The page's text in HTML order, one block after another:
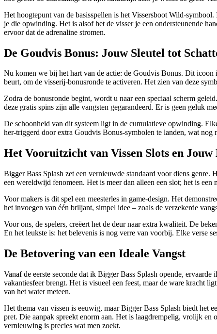
Het hoogtepunt van de basisspellen is het Vissersboot Wild-
je die opwinding. Het is alsof het de visser je een ondersteunende
ervoor dat de adrenaline stromen.
De Goudvis Bonus: Jouw Sleutel tot
Nu komen we bij het hart van de actie: de Goudvis Bonus. Dit icoon
beurt, om de visserij-bonusronde te activeren. Het zien van deze
Zodra de bonusronde begint, wordt u naar een speciaal scherm
deze gratis spins zijn alle vangsten gegarandeerd. Er is geen geluk
De schoonheid van dit systeem ligt in de cumulatieve opwinding.
her-triggerd door extra Goudvis Bonus-symbolen te landen, wat nog
Het Vooruitzicht van Vissen Slots en
Bigger Bass Splash zet een vernieuwde standaard voor diens
een wereldwijd fenomeen. Het is meer dan alleen een slot; het is
Voor makers is dit spel een meesterles in game-design. Het
het invoegen van één briljant, simpel idee – zoals de verzekerde
Voor ons, de spelers, creëert het de deur naar extra kwaliteit. De
En het leukste is: het belevenis is nog verre van voorbij. Elke verse
De Betovering van een Ideale Vangst
Vanaf de eerste seconde dat ik Bigger Bass Splash opende,
vakantiesfeer brengt. Het is visueel een feest, maar de ware kracht
van het water meteen.
Het thema van vissen is eeuwig, maar Bigger Bass Splash biedt het
pret. Die aanpak spreekt enorm aan. Het is laagdrempelig, vrolijk
vernieuwing is precies wat men zoekt.